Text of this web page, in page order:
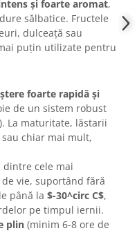
și foarte aromat,
sălbatice. Fructele
dulceață sau
puțin utilizate pentru
foarte rapidă și
de un sistem robust
La maturitate, lăstarii
sau chiar mai mult,
dintre cele mai
vie, suportând fără
până la $-30^circ C$,
pe timpul iernii.
plin (minim 6-8 ore de